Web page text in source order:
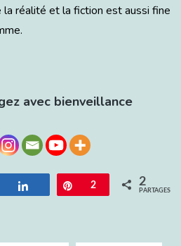
la réalité et la fiction est aussi fine
avec bienveillance
Partagez Épingle
2 2
PARTAGES